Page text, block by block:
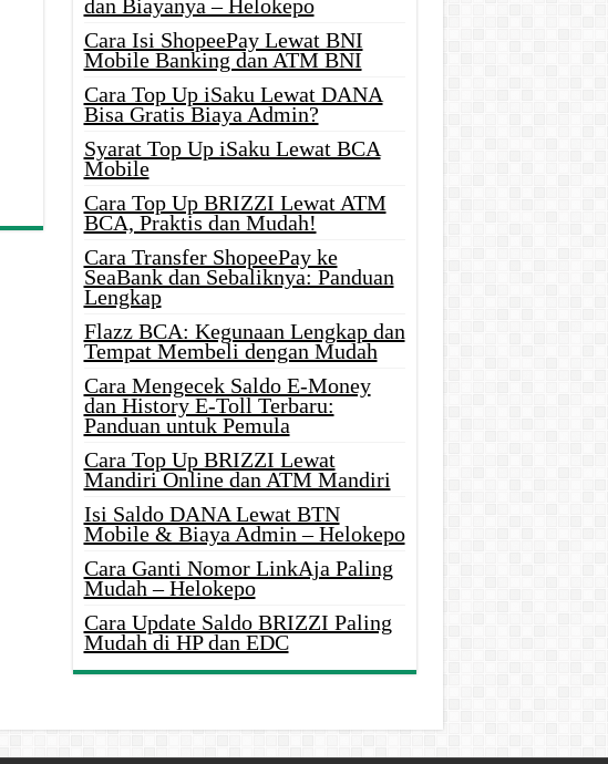
dan Biayanya – Helokepo
Cara Isi ShopeePay Lewat BNI
Mobile Banking dan ATM BNI
Cara Top Up iSaku Lewat DANA
Bisa Gratis Biaya Admin?
Syarat Top Up iSaku Lewat BCA
Mobile
Cara Top Up BRIZZI Lewat ATM
BCA, Praktis dan Mudah!
Cara Transfer ShopeePay ke
SeaBank dan Sebaliknya: Panduan
Lengkap
Flazz BCA: Kegunaan Lengkap dan
Tempat Membeli dengan Mudah
Cara Mengecek Saldo E-Money
dan History E-Toll Terbaru:
Panduan untuk Pemula
Cara Top Up BRIZZI Lewat
Mandiri Online dan ATM Mandiri
Isi Saldo DANA Lewat BTN
Mobile & Biaya Admin – Helokepo
Cara Ganti Nomor LinkAja Paling
Mudah – Helokepo
Cara Update Saldo BRIZZI Paling
Mudah di HP dan EDC